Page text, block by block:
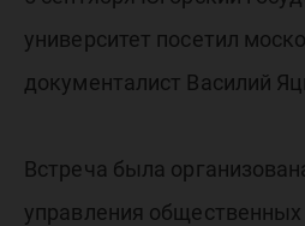
университет посетил
документалист Василий
Встреча была
управления общественных